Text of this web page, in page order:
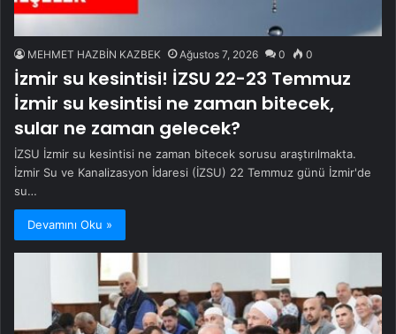
MEHMET HAZBİN KAZBEK Ağustos 7, 2026 0 0
İzmir su kesintisi! İZSU 22-23 Temmuz
İzmir su kesintisi ne zaman bitecek,
sular ne zaman gelecek?
İZSU İzmir su kesintisi ne zaman bitecek sorusu araştırılmakta.
İzmir Su ve Kanalizasyon İdaresi (İZSU) 22 Temmuz günü İzmir'de
su…
Devamını Oku »